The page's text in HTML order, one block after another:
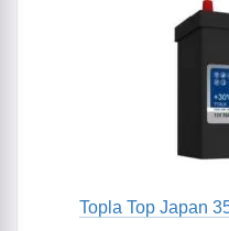
Topla Top Japan